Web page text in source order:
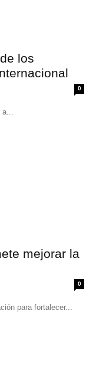
los
0
mejorar la
0
para fortalecer...